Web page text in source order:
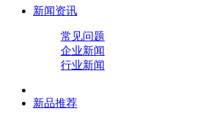
新闻资讯
常见问题
企业新闻
行业新闻
新品推荐